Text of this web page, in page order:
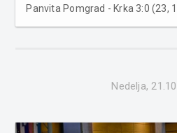
Panvita Pomgrad - Krka 3:0 (23,
Nedelja,